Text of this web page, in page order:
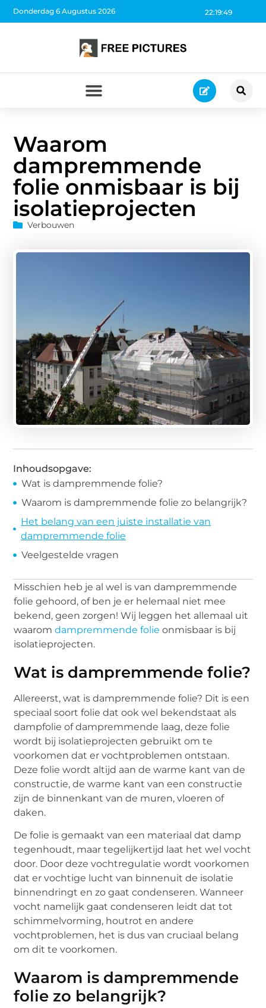
22:19:50
Donderdag 6 Augustus 2026
Waarom
dampremmende
folie onmisbaar is bij
isolatieprojecten
Verbouwen
Inhoudsopgave:
Wat is dampremmende folie?
Waarom is dampremmende folie zo belangrijk?
Het belang van een juiste installatie van
dampremmende folie
Veelgestelde vragen
Misschien heb je al wel is van dampremmende
folie gehoord, of ben je er helemaal niet mee
bekend, geen zorgen! Wij leggen het allemaal uit
waaromdampremmende folie onmisbaar is bij
isolatieprojecten.
Wat is dampremmende folie?
Allereerst, wat is dampremmende folie? Dit is een
speciaal soort folie dat ook wel bekendstaat als
dampfolie of dampremmende laag, deze folie
wordt bij isolatieprojecten gebruikt om te
voorkomen dat er vochtproblemen ontstaan.
Deze folie wordt altijd aan de warme kant van de
constructie, de warme kant van een constructie
zijn de binnenkant van de muren, vloeren of
daken.
De folie is gemaakt van een materiaal dat damp
tegenhoudt, maar tegelijkertijd laat het wel vocht
door. Door deze vochtregulatie wordt voorkomen
dat er vochtige lucht van binnenuit de isolatie
binnendringt en zo gaat condenseren. Wanneer
vocht namelijk gaat condenseren leidt dat tot
schimmelvorming, houtrot en andere
vochtproblemen, het is dus van cruciaal belang
om dit te voorkomen.
Waarom is dampremmende
folie zo belangrijk?